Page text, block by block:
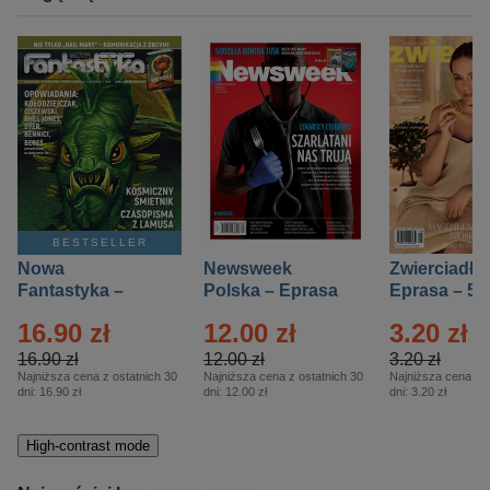
BESTSELLER
Nowa
Fantastyka –
16.90 zł
16.90 zł
Najniższa cena z ostatnich 30
dni: 16.90 zł
Newsweek
Polska – Eprasa
12.00 zł
12.00 zł
Najniższa cena z ostatnich 30
dni: 12.00 zł
Zwierciadło
Eprasa – 5/
3.20 zł
3.20 zł
Najniższa cena z
dni: 3.20 zł
High-contrast mode